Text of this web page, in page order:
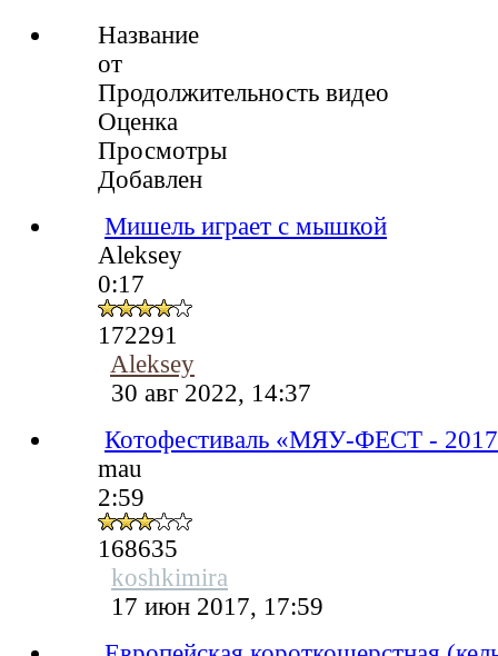
Название
от
Продолжительность видео
Оценка
Просмотры
Добавлен
Мишель играет с мышкой
Aleksey
0:17
172291
Aleksey
30 авг 2022, 14:37
Котофестиваль «МЯУ-ФЕСТ -
mau
2:59
168635
koshkimira
17 июн 2017, 17:59